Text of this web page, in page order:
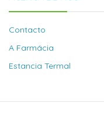
Contacto
A Farmácia
Estancia Termal